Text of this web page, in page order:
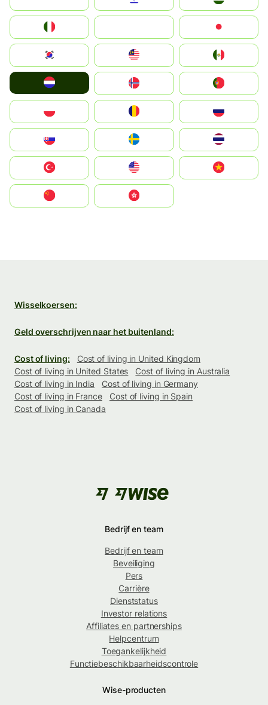
South Korea
United States
中國香港特別行政區
Wisselkoersen:
Geld overschrijven naar het buitenland:
Cost of living:
Cost of living in United Kingdom
Cost of living in United States
Cost of living in Australia
Cost of living in India
Cost of living in Germany
Cost of living in France
Cost of living in Spain
Cost of living in Canada
Bedrijf en team
Bedrijf en team
Beveiliging
Pers
Carrière
Dienststatus
Investor relations
Affiliates en partnerships
Helpcentrum
Toegankelijkheid
Functiebeschikbaarheidscontrole
Wise-producten